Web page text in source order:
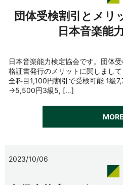
団体受検割引とメ
日本音楽能
日本音楽能力検定協会です。団体
格証書発行のメリットに関しまし
全科目1,100円割引で受検可能 1
→5,500円3級5, […]
MORE
2023/10/06